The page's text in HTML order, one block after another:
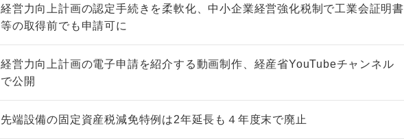
経営力向上計画の認定手続きを柔軟化、中小企業経営強化税制で工業会証明書
等の取得前でも申請可に
経営力向上計画の電子申請を紹介する動画制作、経産省YouTubeチャンネル
で公開
先端設備の固定資産税減免特例は2年延長も４年度末で廃止